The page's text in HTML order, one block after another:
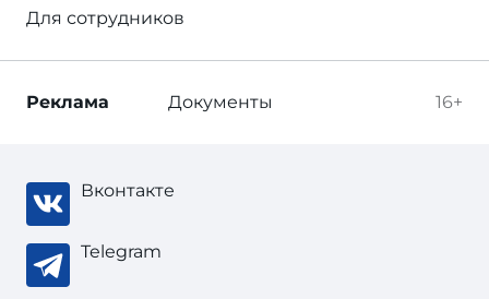
Для сотрудников
16+
Реклама Документы
Вконтакте
Telegram